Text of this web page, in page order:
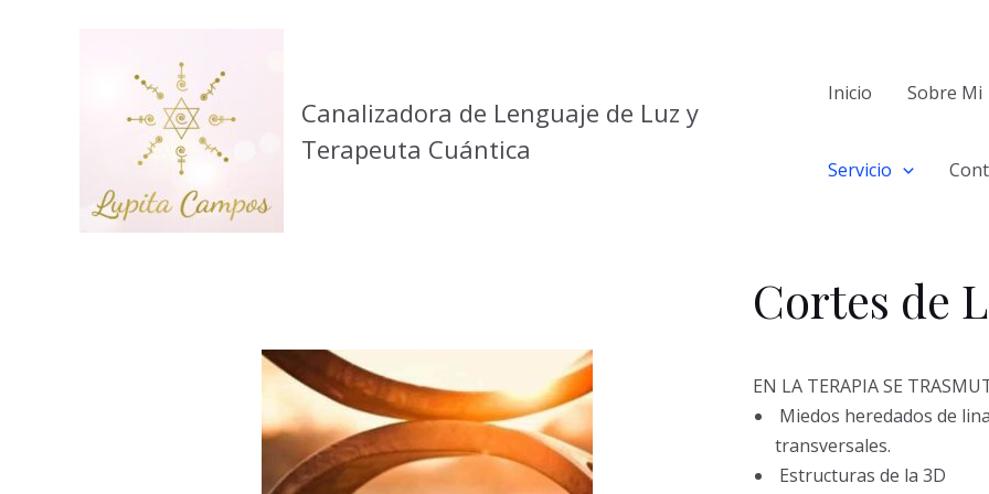
Canalizadora de Lenguaje de Luz y
Terapeuta Cuántica
Inicio Sobre Mi
Servicio
Cortes de
EN LA TERAPIA SE
Miedos heredados de
transversales.
Estructuras de la 3D